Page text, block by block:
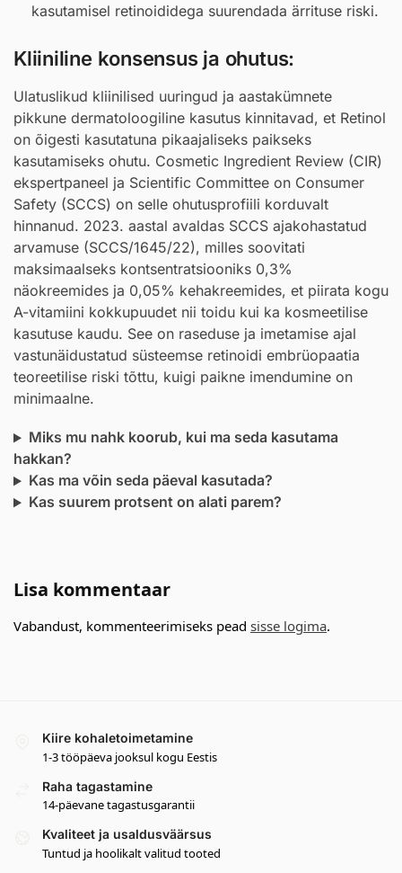
kasutamisel retinoididega suurendada ärrituse riski.
Kliiniline konsensus ja ohutus:
Ulatuslikud kliinilised uuringud ja aastakümnete
pikkune dermatoloogiline kasutus kinnitavad, et Retinol
on õigesti kasutatuna pikaajaliseks paikseks
kasutamiseks ohutu. Cosmetic Ingredient Review (CIR)
ekspertpaneel ja Scientific Committee on Consumer
Safety (SCCS) on selle ohutusprofiili korduvalt
hinnanud. 2023. aastal avaldas SCCS ajakohastatud
arvamuse (SCCS/1645/22), milles soovitati
maksimaalseks kontsentratsiooniks 0,3%
näokreemides ja 0,05% kehakreemides, et piirata kogu
A-vitamiini kokkupuudet nii toidu kui ka kosmeetilise
kasutuse kaudu. See on raseduse ja imetamise ajal
vastunäidustatud süsteemse retinoidi embrüopaatia
teoreetilise riski tõttu, kuigi paikne imendumine on
minimaalne.
Miks mu nahk koorub, kui ma seda kasutama
hakkan?
Kas ma võin seda päeval kasutada?
Kas suurem protsent on alati parem?
Lisa kommentaar
Vabandust, kommenteerimiseks pead sisse logima.
Kiire kohaletoimetamine
1-3 tööpäeva jooksul kogu Eestis
Raha tagastamine
14-päevane tagastusgarantii
Kvaliteet ja usaldusväärsus
Tuntud ja hoolikalt valitud tooted